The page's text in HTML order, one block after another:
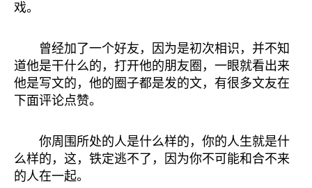
戏。
曾经加了一个好友，因为是初次相识，并不知
道他是干什么的，打开他的朋友圈，一眼就看出来
他是写文的，他的圈子都是发的文，有很多文友在
下面评论点赞。
你周围所处的人是什么样的，你的人生就是什
么样的，这，铁定逃不了，因为你不可能和合不来
的人在一起。